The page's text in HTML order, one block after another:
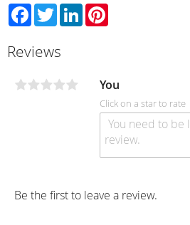
Facebook
TwitterLinkedIn
Reviews
You
Click on a star to rate
Be the first to leave a review.